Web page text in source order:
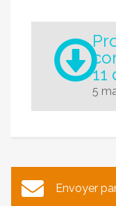
11
5
Envoyer